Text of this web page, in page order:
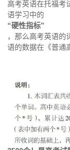
高考英语在托福考
语学习中的
“硬性指标”
，那么高考英语的
语的数据在《普通